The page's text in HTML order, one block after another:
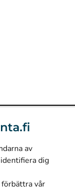
av
dig
vår